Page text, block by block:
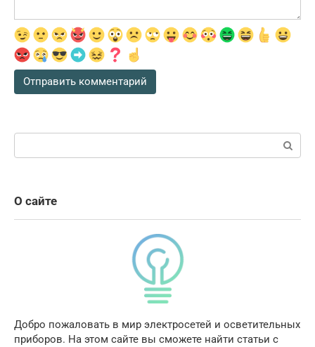
О сайте
Добро пожаловать в мир электросетей и осветительных
приборов. На этом сайте вы сможете найти статьи с